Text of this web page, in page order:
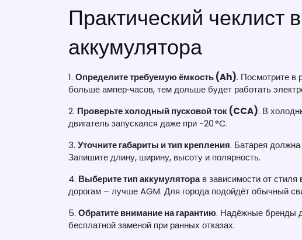
Практический чеклист
аккумулятора
1. Определите требуемую ёмкость (Ah). Посмотрите в
больше ампер‑часов, тем дольше будет работать
2. Проверьте холодный пусковой ток (CCA). В
двигатель запускался даже при -20 °C.
3. Уточните габариты и тип крепления. Батарея
Запишите длину, ширину, высоту и полярность.
4. Выберите тип аккумуляторав зависимости от стиля
дорогам – лучше AGM. Для города подойдёт обычный
5. Обратите внимание на гарантию. Надёжные бренды
бесплатной заменой при ранных отказах.